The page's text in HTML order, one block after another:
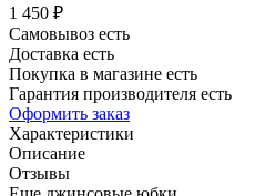
1 450 ₽
Самовывоз есть
Доставка есть
Покупка в магазине есть
Гарантия производителя есть
Оформить заказ
Характеристики
Описание
Отзывы